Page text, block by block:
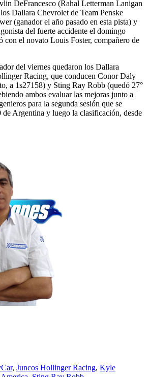
DeFrancesco (Rahal Letterman Lanigan
Dallara Chevrolet de Team Penske
(ganador el año pasado en esta pista) y
del fuerte accidente el domingo
con el novato Louis Foster, compañero de
del viernes quedaron los Dallara
Racing, que conducen Conor Daly
a 1s27158) y Sting Ray Robb (quedó 27°
ambos evaluar las mejoras junto a
para la segunda sesión que se
de Argentina y luego la clasificación, desde
, Juncos Hollinger Racing, Kyle